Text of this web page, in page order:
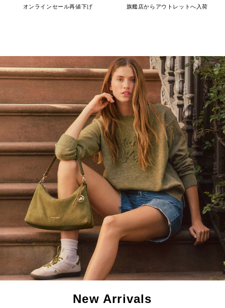
オンラインセール再値下げ 旗艦店からアウトレットへ入荷
New Arrivals